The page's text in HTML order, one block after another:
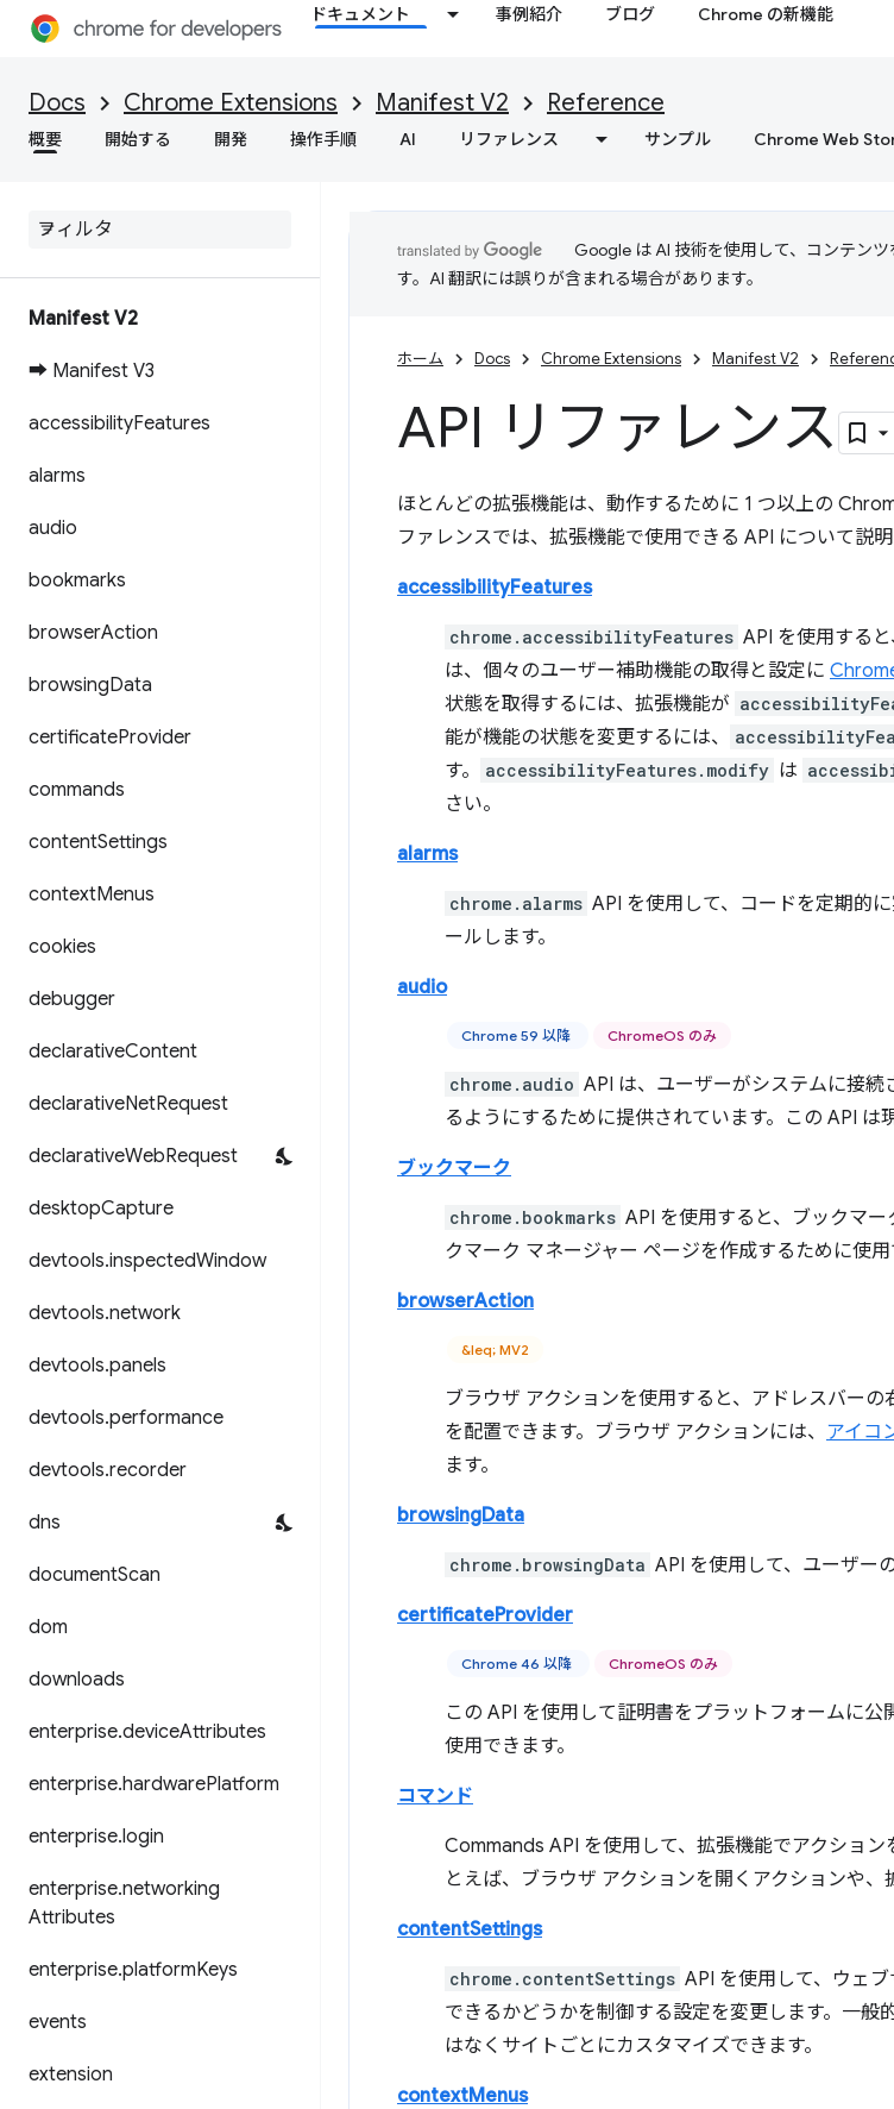
ドキュメント 事例紹介 ブログ Chrome の新機能
Docs Chrome Extensions Manifest V2 Reference
概要 開始する 開発 操作手順 AI リファレンス サンプル Chrome Web
Manifest V2
➡ Manifest V3
accessibilityFeatures
alarms
audio
bookmarks
browserAction
browsingData
certificateProvider
commands
contentSettings
contextMenus
cookies
debugger
declarativeContent
declarativeNetRequest
declarativeWebRequest
desktopCapture
devtools.inspectedWindow
devtools.network
devtools.panels
devtools.performance
devtools.recorder
dns
documentScan
dom
downloads
enterprise.deviceAttributes
enterprise.hardwarePlatform
enterprise.login
enterprise.networking
Attributes
enterprise.platformKeys
events
extension
Google は AI 技術を使用して、コンテン
す。AI 翻訳には誤りが含まれる場合があります。
ホーム Docs Chrome Extensions Manifest V2
API リファレンス
ほとんどの拡張機能は、動作するために 1 つ以上の
ファレンスでは、拡張機能で使用できる API について説
accessibilityFeatures
chrome.accessibilityFeatures API を使用する
は、個々のユーザー補助機能の取得と設定に
状態を取得するには、拡張機能が
能が機能の状態を変更するには、
す。
accessibilityFeatures.modify は
さい。
alarms
chrome.alarms API を使用して、コードを定期的
ールします。
audio
Chrome 59 以降 ChromeOS のみ
chrome.audio API は、ユーザーがシステムに接
るようにするために提供されています。この API は
ブックマーク
chrome.bookmarks API を使用すると、ブックマ
クマーク マネージャー ページを作成するために使用
browserAction
&leq; MV2
ブラウザ アクションを使用すると、アドレスバー
を配置できます。ブラウザ アクションには、 アイコ
ます。
browsingData
chrome.browsingData API を使用して、ユーザー
certificateProvider
Chrome 46 以降 ChromeOS のみ
この API を使用して証明書をプラットフォームに
使用できます。
コマンド
Commands API を使用して、拡張機能でアクショ
とえば、ブラウザ アクションを開くアクションや
contentSettings
chrome.contentSettings API を使用して、ウェ
できるかどうかを制御する設定を変更します。一
はなくサイトごとにカスタマイズできます。
contextMenus